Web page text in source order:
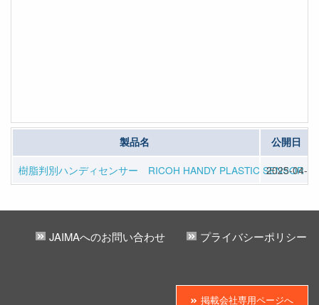
製品名 公開日
樹脂判別ハンディセンサー RICOH HANDY PLASTIC SENSOR
2025-04-03
JAIMAへのお問い合わせ プライバシーポリシー
掲載会社専用ページへ